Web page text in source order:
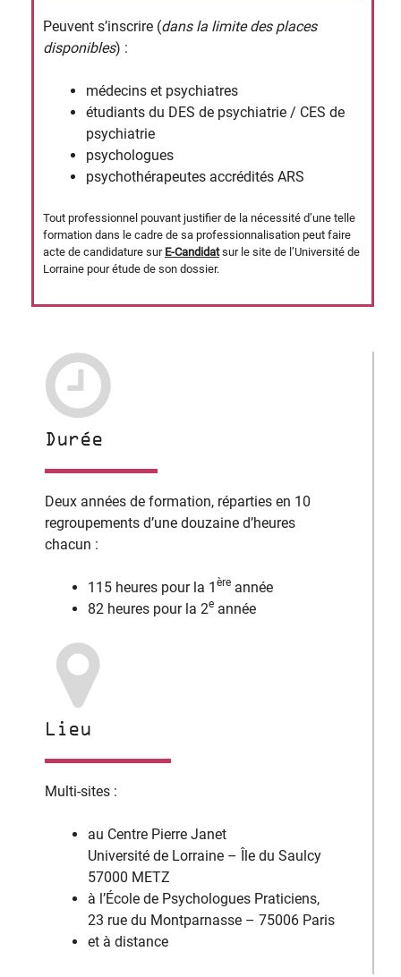
Peuvent s’inscrire (dans la limite des places
disponibles) :
médecins et psychiatres
étudiants du DES de psychiatrie / CES de
psychiatrie
psychologues
psychothérapeutes accrédités ARS
Tout professionnel pouvant justifier de la nécessité d’une telle
formation dans le cadre de sa professionnalisation peut faire
acte de candidature sur E-Candidatsur le site de l’Université de
Lorraine pour étude de son dossier.
Durée
Deux années de formation, réparties en 10
regroupements d’une douzaine d’heures
chacun :
115 heures pour la 1 ère année
82 heures pour la 2e année
Lieu
Multi-sites :
au Centre Pierre Janet
Université de Lorraine – Île du Saulcy
57000 METZ
à l’École de Psychologues Praticiens,
23 rue du Montparnasse – 75006 Paris
et à distance